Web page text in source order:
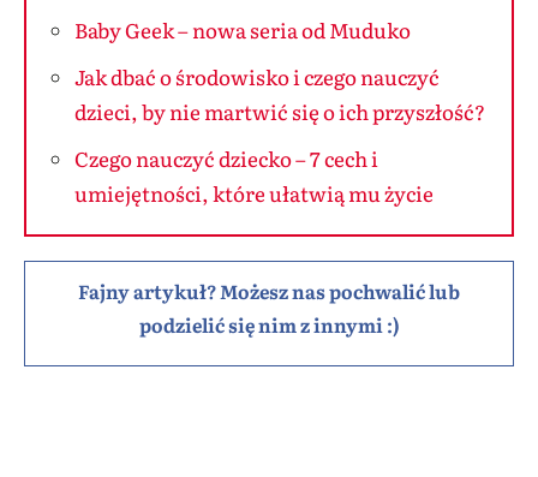
Baby Geek – nowa seria od Muduko
Jak dbać o środowisko i czego nauczyć
dzieci, by nie martwić się o ich przyszłość?
Czego nauczyć dziecko – 7 cech i
umiejętności, które ułatwią mu życie
Fajny artykuł? Możesz nas pochwalić lub
podzielić się nim z innymi :)